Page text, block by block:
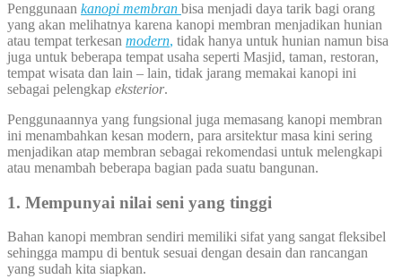
Penggunaan kanopi membran bisa menjadi daya tarik bagi orang
yang akan melihatnya karena kanopi membran menjadikan hunian
atau tempat terkesan modern, tidak hanya untuk hunian namun bisa
juga untuk beberapa tempat usaha seperti Masjid, taman, restoran,
tempat wisata dan lain – lain, tidak jarang memakai kanopi ini
sebagai pelengkap eksterior.
Penggunaannya yang fungsional juga memasang kanopi membran
ini menambahkan kesan modern, para arsitektur masa kini sering
menjadikan atap membran sebagai rekomendasi untuk melengkapi
atau menambah beberapa bagian pada suatu bangunan.
1. Mempunyai nilai seni yang tinggi
Bahan kanopi membran sendiri memiliki sifat yang sangat fleksibel
sehingga mampu di bentuk sesuai dengan desain dan rancangan
yang sudah kita siapkan.